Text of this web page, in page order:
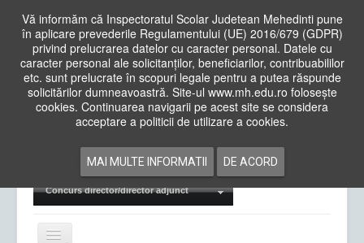
Vă informăm că Inspectoratul Scolar Judetean Mehedinti pune
în aplicare prevederile Regulamentului (UE) 2016/679 (GDPR)
privind prelucrarea datelor cu caracter personal. Datele cu
caracter personal ale solicitanților, beneficiarilor, contribuabililor
etc. sunt prelucrate în scopuri legale pentru a putea răspunde
solicitărilor dumneavoastră. Site-ul www.mh.edu.ro folosește
cookies. Continuarea navigarii pe acest site se considera
acceptare a politicii de utilizare a cookies.
MAI MULTE INFORMATII DE ACORD
Cauta
in
siteAcasa Cadre Didactice
Examene Naționale
Concurs director/director adjunct
Comută